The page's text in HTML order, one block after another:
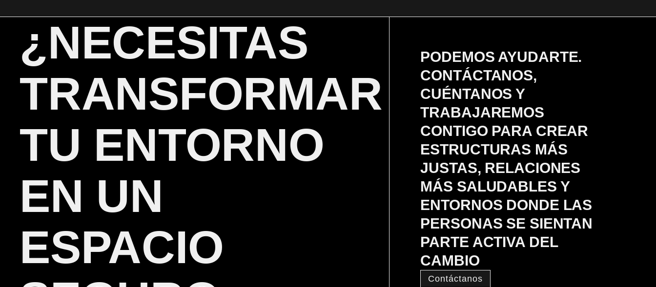
¿NECESITAS
TRANSFORMAR
TU ENTORNO
EN UN
ESPACIO
PODEMOS AYUDARTE.
CONTÁCTANOS,
CUÉNTANOS Y
TRABAJAREMOS
CONTIGO PARA CREAR
ESTRUCTURAS MÁS
JUSTAS, RELACIONES
MÁS SALUDABLES Y
ENTORNOS DONDE LAS
PERSONAS SE SIENTAN
PARTE ACTIVA DEL
CAMBIO
Contáctanos